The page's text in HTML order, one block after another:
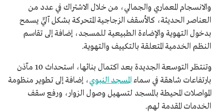
والانسجام المعماري والجمالي، من خلال الاشتراك في عدد من
العناصر الحديثة، كالأسقف الزجاجية المتحركة بشكل آليٍّ يسمح
بدخول التهوية والإضاءة الطبيعية للمسجد، إضافة إلى تقاسم
النظم الخدمية المتعلقة بالتكييف والتهوية.
وتنتظر التوسعة الجديدة بعد اكتمال بنائها، استحداث 10 مآذن
بارتفاعات شاهقة في سماءالمسجد النبوي، إضافة إلى تطوير منظومة
المواصلات المحيطة بالمسجد لتسهيل وصول الزوار، ورفع سقف
الخدمات المقدمة لهم.